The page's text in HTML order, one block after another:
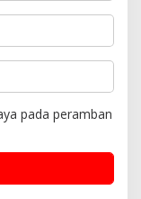
pada peramban